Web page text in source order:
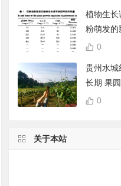
植物生长
粉萌发的
0
贵州水城
长期 果
0
关于本站